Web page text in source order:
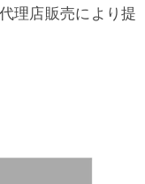
理店販売により提